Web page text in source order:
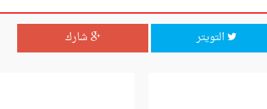
التويتر شارك